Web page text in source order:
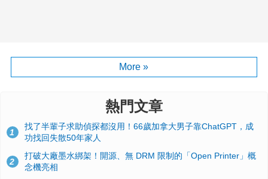
More »
熱門文章
1
找了半輩子求助偵探都沒用！66歲加拿大男子靠ChatGPT，成
功找回失散50年家人
2
打破大廠墨水綁架！開源、無 DRM 限制的「Open Printer」概
念機亮相